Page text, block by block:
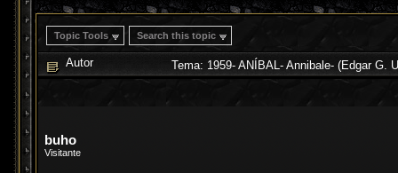
Topic Tools Search this topic
Autor Tema: 1959- ANÍBAL- Annibale- (Edgar G.
buho
Visitante